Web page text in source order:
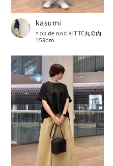
kasumi
nop de nod KITTE丸の内
159cm